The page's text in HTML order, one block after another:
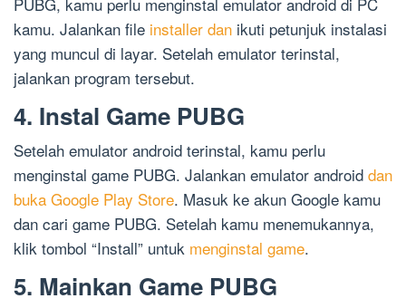
kamu. Jalankan file installer dan ikuti petunjuk instalasi
yang muncul di layar. Setelah emulator terinstal,
jalankan program tersebut.
4. Instal Game PUBG
Setelah emulator android terinstal, kamu perlu
menginstal game PUBG. Jalankan emulator android dan
buka Google Play Store. Masuk ke akun Google kamu
dan cari game PUBG. Setelah kamu menemukannya,
klik tombol “Install” untuk menginstal game.
5. Mainkan Game PUBG